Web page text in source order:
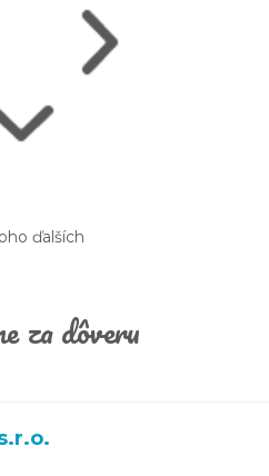
ďalších
za dôveru